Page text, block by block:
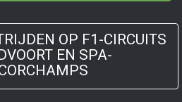
OP F1-CIRCUITS
EN SPA-